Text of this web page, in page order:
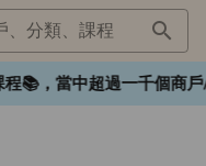
、分類、課程
當中超過一千個商戶/